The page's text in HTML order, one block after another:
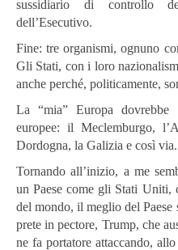
sussidiario di controllo
dell’Esecutivo.
Fine: tre organismi, ognuno
Gli Stati, con i loro
anche perché, politicamente,
La “mia” Europa dovrebbe
europee: il Meclemburgo,
Dordogna, la Galizia e così
Tornando all’inizio, a me
un Paese come gli Stati Uniti,
del mondo, il meglio del Paese
prete in pectore, Trump, che
ne fa portatore attaccando,